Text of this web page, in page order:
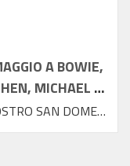
A BOWIE,
MICHAEL E
PRINCE
CHIOSTRO SAN DOMENICO